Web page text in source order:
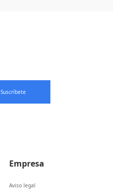
Suscríbete
Empresa
Aviso legal